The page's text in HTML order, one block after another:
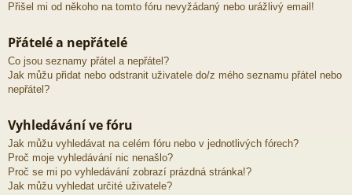
Přišel mi od někoho na tomto fóru nevyžádaný nebo urážlivý email!
Přátelé a nepřátelé
Co jsou seznamy přátel a nepřátel?
Jak můžu přidat nebo odstranit uživatele do/z mého seznamu přátel nebo
nepřátel?
Vyhledávání ve fóru
Jak můžu vyhledávat na celém fóru nebo v jednotlivých fórech?
Proč moje vyhledávání nic nenašlo?
Proč se mi po vyhledávání zobrazí prázdná stránka!?
Jak můžu vyhledat určité uživatele?